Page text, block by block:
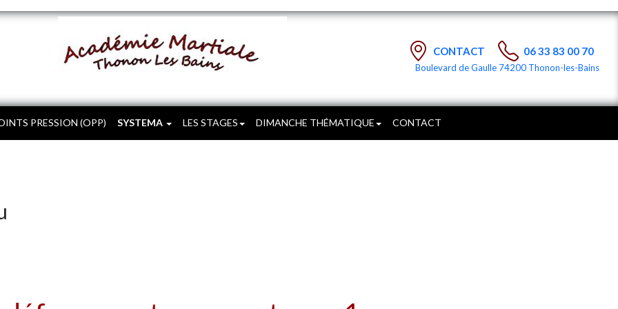
CONTACT 06 33 83 00 70
Boulevard de Gaulle 74200 Thonon-les-Bains
PRESSION (OPP) SYSTEMA LES STAGES DIMANCHE THÉMATIQUE CONTACT